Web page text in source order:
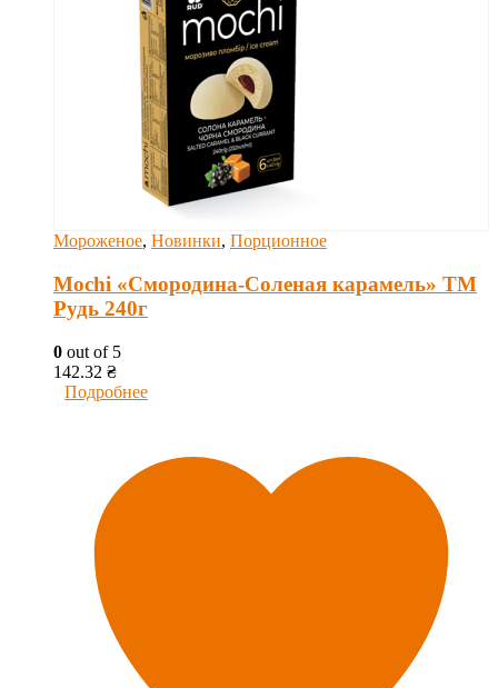
Мороженое, Новинки, Порционное
Mochi «Смородина-Соленая карамель» ТМ
Рудь 240г
0 out of 5
142.32 ₴
Подробнее